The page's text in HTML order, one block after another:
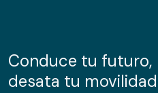
información sobre el uso que
nuestros partners de redes
Conduce tu futuro,
desata tu movilidad